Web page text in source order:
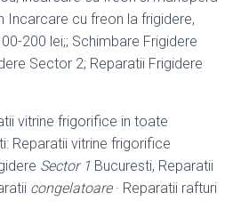
Incarcare cu freon la frigidere,
200 lei;; Schimbare Frigidere
Sector 2; Reparatii Frigidere
vitrine frigorifice in toate
Reparatii vitrine frigorifice
Sector 1 Bucuresti, Reparatii
congelatoare· Reparatii rafturi